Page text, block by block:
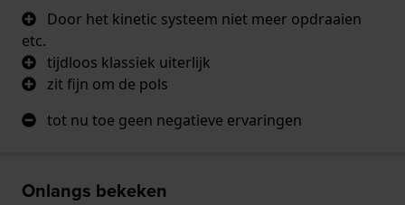
Door het kinetic systeem niet meer opdraaien
etc.
tijdloos klassiek uiterlijk
zit fijn om de pols
tot nu toe geen negatieve ervaringen
Onlangs bekeken